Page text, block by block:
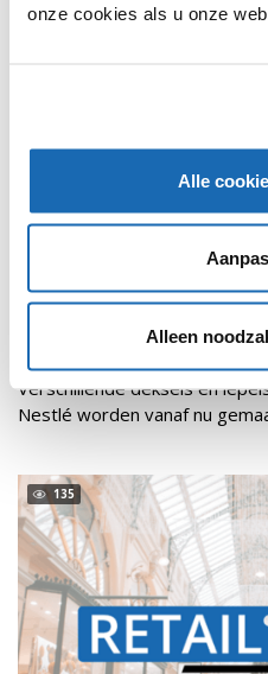
onze cookies als u onze
Alle
Alleen
NESTLÉ MAAKT PLASTIC
RETAIL OUTLOOK 17 MAART 2021 134
Verschillende deksels en
Nestlé worden vanaf nu
135